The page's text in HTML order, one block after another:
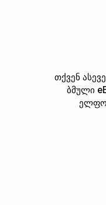
თქვენ
ბმული